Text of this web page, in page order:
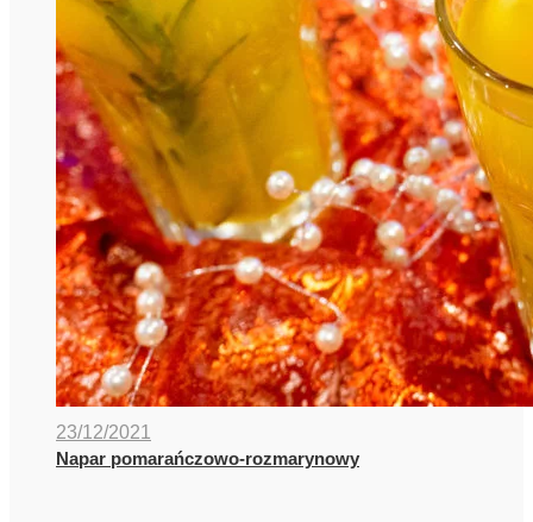
23/12/2021
Napar pomarańczowo-rozmarynowy